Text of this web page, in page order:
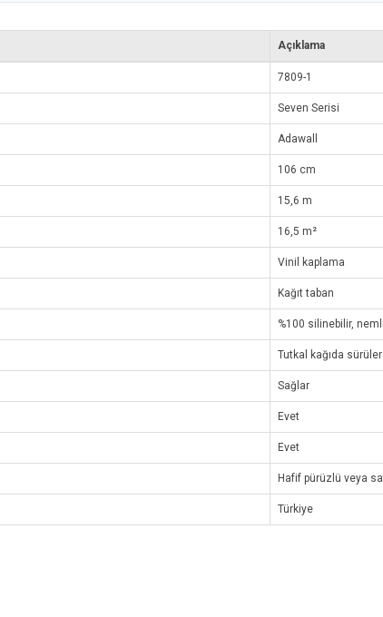
Açıklama
7809-1
Seven Serisi
Adawall
106 cm
15,6 m
16,5 m²
Vinil kaplama
Kağıt taban
%100 silinebilir,
Tutkal kağıda
Sağlar
Evet
Evet
Hafif pürüzlü veya
Türkiye